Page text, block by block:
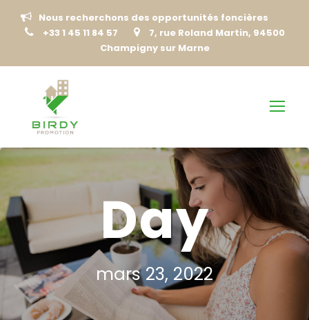
Nous recherchons des opportunités foncières
+33 1 45 11 84 57
7, rue Roland Martin, 94500
Champigny sur Marne
Day
mars 23, 2022